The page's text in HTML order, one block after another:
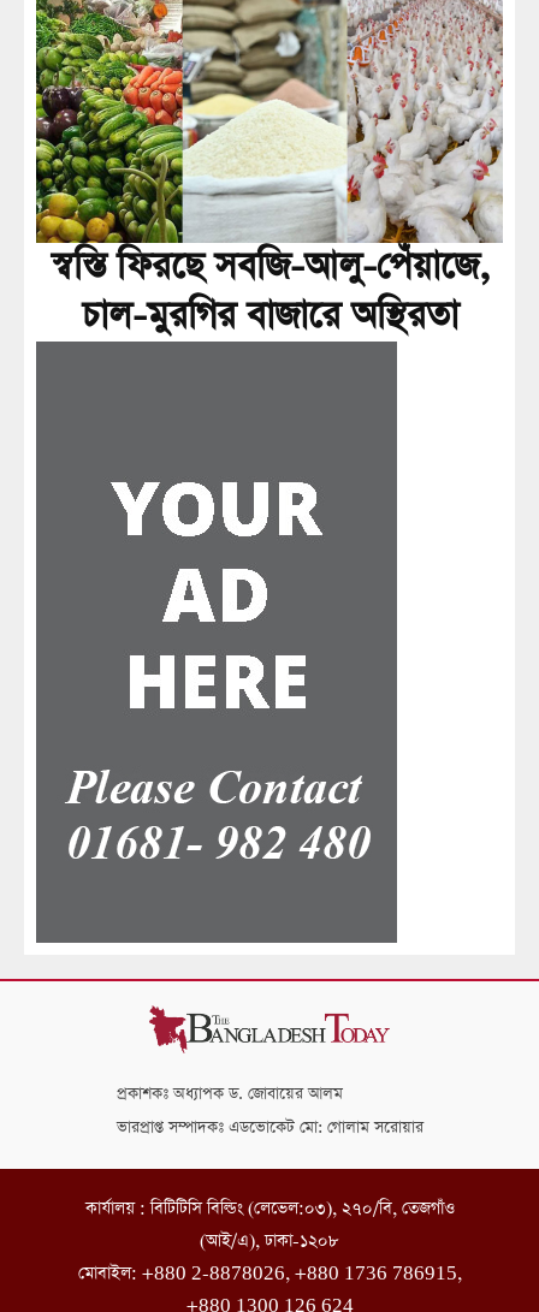
স্বস্তি ফিরছে সবজি-আলু-পেঁয়াজে,
চাল-মুরগির বাজারে অস্থিরতা
প্রকাশকঃ অধ্যাপক ড. জোবায়ের আলম
ভারপ্রাপ্ত সম্পাদকঃ এডভোকেট মো: গোলাম সরোয়ার
কার্যালয় : বিটিটিসি বিল্ডিং (লেভেল:০৩), ২৭০/বি, তেজগাঁও
(আই/এ), ঢাকা-১২০৮
মোবাইল: +880 2-8878026, +880 1736 786915,
+880 1300 126 624